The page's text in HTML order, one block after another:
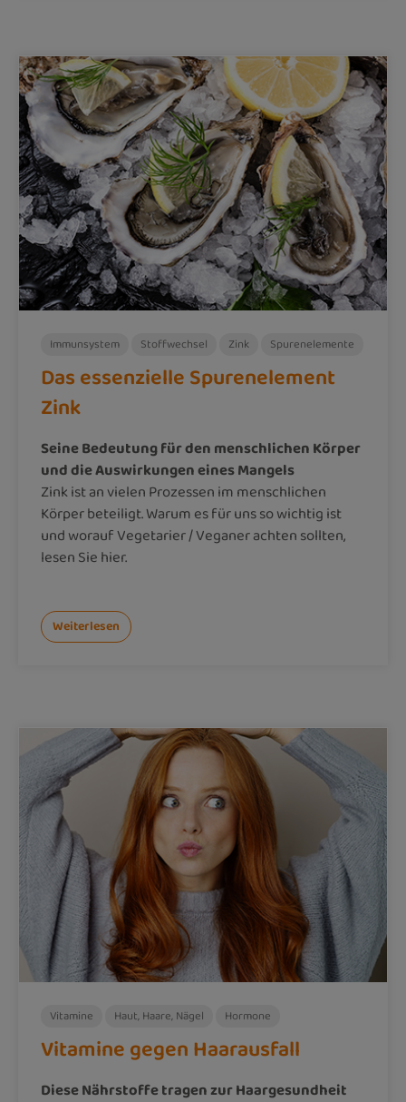
Immunsystem Stoffwechsel Zink Spurenelemente
Das essenzielle Spurenelement
Zink
Seine Bedeutung für den menschlichen Körper
und die Auswirkungen eines Mangels
Zink ist an vielen Prozessen im menschlichen
Körper beteiligt. Warum es für uns so wichtig ist
und worauf Vegetarier / Veganer achten sollten,
lesen Sie hier.
Weiterlesen
Vitamine Haut, Haare, Nägel Hormone
Vitamine gegen Haarausfall
Diese Nährstoffe tragen zur Haargesundheit